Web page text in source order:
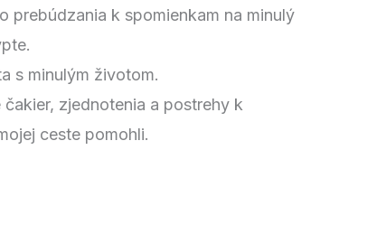
prebúdzania k spomienkam na minulý
s minulým životom.
zjednotenia a postrehy k
ceste pomohli.